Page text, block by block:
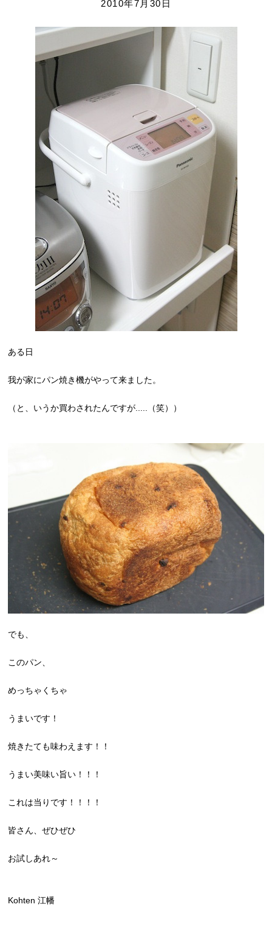
2010年7月30日
ある日
我が家にパン焼き機がやって来ました。
（と、いうか買わされたんですが.....（笑））
でも、
このパン、
めっちゃくちゃ
うまいです！
焼きたても味わえます！！
うまい美味い旨い！！！
これは当りです！！！！
皆さん、ぜひぜひ
お試しあれ～
Kohten 江幡